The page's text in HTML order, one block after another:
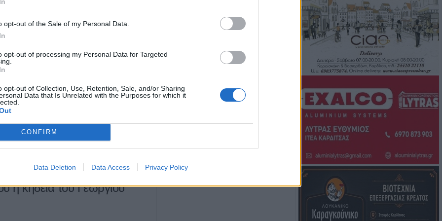
opt-out of the Sale of my Personal Data.
opt-out of processing my Personal Data for Targeted
opt-out of Collection, Use, Retention, Sale, and/or Sharing
Data that Is Unrelated with the Purposes for which it
CONFIRM
Data Deletion Data Access Privacy Policy
2026, 22:50
η κηδεία της
2026καιώρα 6.30 μ.μ.από τον
της κοινότητας
2026, 22:01
η κηδεία του Γεώργιου
Εργατικού Κέντρου Λάρισας
Σπουδαία μεταγραφική κίνηση για
την Α.Ε. Μουζακίου με την
5 Αυγούστου 2026, 19:38
Τρεις συλλήψεις για εμπρησμούς
και Πρέβεζα
των πληγέντων - Το σχέδιο
που επλήγησαν από τις